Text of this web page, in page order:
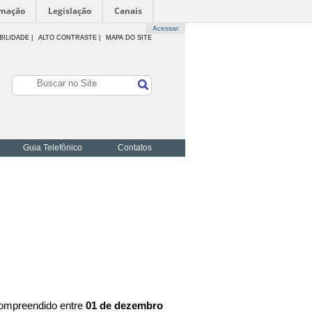
Legislação Canais
Acessar
ALTO CONTRASTE | MAPA DO SITE
Guia Telefônico Contatos
entre 01 de dezembro